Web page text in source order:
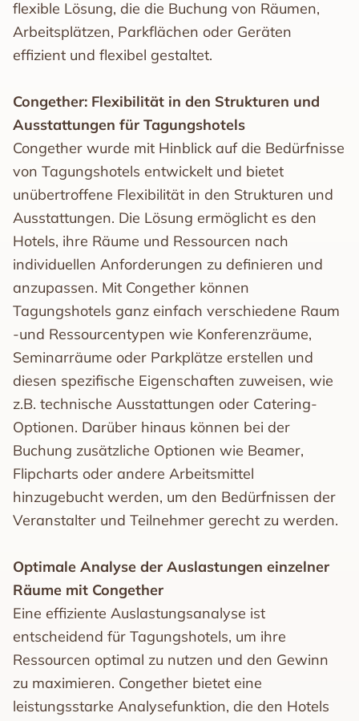
flexible Lösung, die die Buchung von Räumen,
Arbeitsplätzen, Parkflächen oder Geräten
effizient und flexibel gestaltet.
Congether: Flexibilität in den Strukturen und
Ausstattungen für Tagungshotels
Congether wurde mit Hinblick auf die Bedürfnisse
von Tagungshotels entwickelt und bietet
unübertroffene Flexibilität in den Strukturen und
Ausstattungen. Die Lösung ermöglicht es den
Hotels, ihre Räume und Ressourcen nach
individuellen Anforderungen zu definieren und
anzupassen. Mit Congether können
Tagungshotels ganz einfach verschiedene Raum
-und Ressourcentypen wie Konferenzräume,
Seminarräume oder Parkplätze erstellen und
diesen spezifische Eigenschaften zuweisen, wie
z.B. technische Ausstattungen oder Catering-
Optionen. Darüber hinaus können bei der
Buchung zusätzliche Optionen wie Beamer,
Flipcharts oder andere Arbeitsmittel
hinzugebucht werden, um den Bedürfnissen der
Veranstalter und Teilnehmer gerecht zu werden.
Optimale Analyse der Auslastungen einzelner
Räume mit Congether
Eine effiziente Auslastungsanalyse ist
entscheidend für Tagungshotels, um ihre
Ressourcen optimal zu nutzen und den Gewinn
zu maximieren. Congether bietet eine
leistungsstarke Analysefunktion, die den Hotels